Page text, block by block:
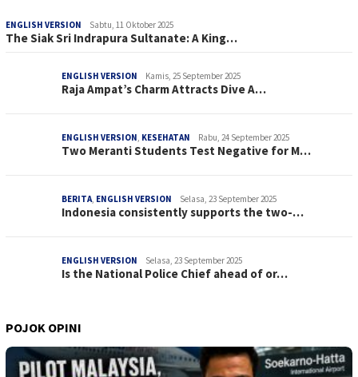
ENGLISH VERSION Sabtu, 11 Oktober 2025
The Siak Sri Indrapura Sultanate: A King…
ENGLISH VERSION Kamis, 25 September 2025
Raja Ampat’s Charm Attracts Dive A…
ENGLISH VERSION, KESEHATAN Rabu, 24 September 2025
Two Meranti Students Test Negative for M…
BERITA, ENGLISH VERSION Selasa, 23 September 2025
Indonesia consistently supports the two-…
ENGLISH VERSION Selasa, 23 September 2025
Is the National Police Chief ahead of or…
POJOK OPINI